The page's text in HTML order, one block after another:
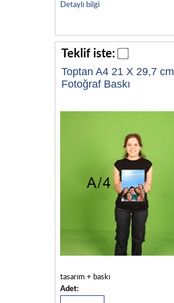
Detaylı bilgi
Teklif iste:
Toptan A4 21 X 29,7 cm
Fotoğraf Baskı
tasarım + baskı
Adet: